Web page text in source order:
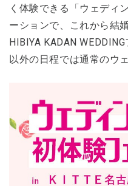
く体験できる「ウェディ
ーションで、これから結
HIBIYA KADAN
以外の日程では通常のウ